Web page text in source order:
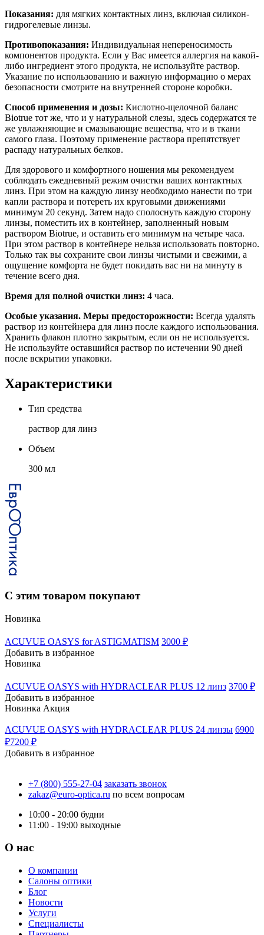
Показания: для мягких контактных линз, включая силикон-
гидрогелевые линзы.
Противопоказания: Индивидуальная непереносимость
компонентов продукта. Если у Вас имеется аллергия на какой-
либо ингредиент этого продукта, не используйте раствор.
Указание по использованию и важную информацию о мерах
безопасности смотрите на внутренней стороне коробки.
Способ применения и дозы: Кислотно-щелочной баланс
Biotrue тот же, что и у натуральной слезы, здесь содержатся те
же увлажняющие и смазывающие вещества, что и в ткани
самого глаза. Поэтому применение раствора препятствует
распаду натуральных белков.
Для здорового и комфортного ношения мы рекомендуем
соблюдать ежедневный режим очистки ваших контактных
линз. При этом на каждую линзу необходимо нанести по три
капли раствора и потереть их круговыми движениями
минимум 20 секунд. Затем надо сполоснуть каждую сторону
линзы, поместить их в контейнер, заполненный новым
раствором Biotrue, и оставить его минимум на четыре часа.
При этом раствор в контейнере нельзя использовать повторно.
Только так вы сохраните свои линзы чистыми и свежими, а
ощущение комфорта не будет покидать вас ни на минуту в
течение всего дня.
Время для полной очистки линз: 4 часа.
Особые указания. Меры предосторожности: Всегда удалять
раствор из контейнера для линз после каждого использования.
Хранить флакон плотно закрытым, если он не используется.
Не используйте оставшийся раствор по истечении 90 дней
после вскрытии упаковки.
Характеристики
Тип средства
раствор для линз
Объем
300 мл
С этим товаром покупают
Новинка
ACUVUE OASYS for ASTIGMATISM 3000 ₽
Добавить в избранное
Новинка
ACUVUE OASYS with HYDRACLEAR PLUS 12 линз 3700 ₽
Добавить в избранное
Новинка Акция
ACUVUE OASYS with HYDRACLEAR PLUS 24 линзы 6900
₽7200 ₽
Добавить в избранное
+7 (800) 555-27-04 заказать звонок
zakaz@euro-optica.ru по всем вопросам
10:00 - 20:00 будни
11:00 - 19:00 выходные
О нас
О компании
Салоны оптики
Блог
Новости
Услуги
Специалисты